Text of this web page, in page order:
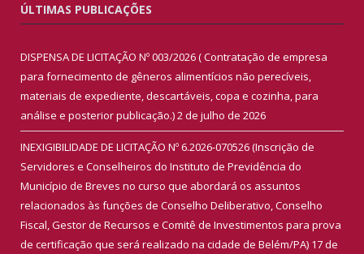
ÚLTIMAS PUBLICAÇÕES
DISPENSA DE LICITAÇÃO Nº 003/2026 ( Contratação de empresa
para fornecimento de gêneros alimentícios não perecíveis,
materiais de expediente, descartáveis, copa e cozinha, para
análise e posterior publicação.)2 de julho de 2026
INEXIGIBILIDADE DE LICITAÇÃO Nº 6.2026-070526 (Inscrição de
Servidores e Conselheiros do Instituto de Previdência do
Município de Breves no curso que abordará os assuntos
relacionados às funções de Conselho Deliberativo, Conselho
Fiscal, Gestor de Recursos e Comitê de Investimentos para prova
de certificação que será realizado na cidade de Belém/PA) 17 de